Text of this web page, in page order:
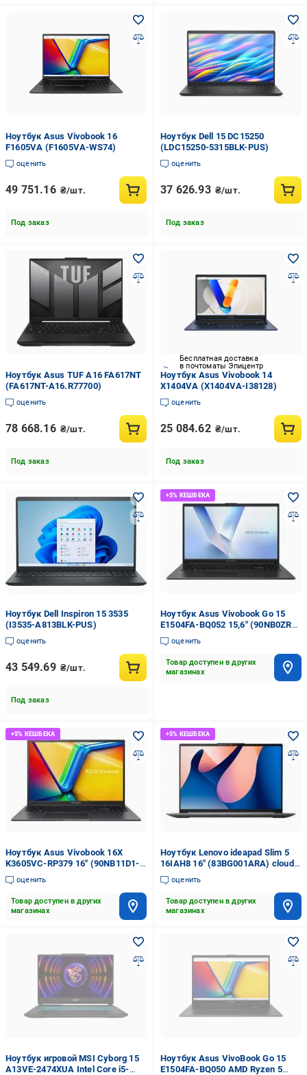
Ноутбук Asus Vivobook 16
F1605VA (F1605VA-WS74)
оценить
49 751.16 ₴/шт.
Под заказ
Ноутбук Dell 15 DC15250
(LDC15250-5315BLK-PUS)
оценить
37 626.93 ₴/шт.
Под заказ
Ноутбук Asus TUF A16 FA617NT
(FA617NT-A16.R77700)
оценить
78 668.16 ₴/шт.
Под заказ
Бесплатная доставка
в почтоматы Эпицентр
Ноутбук Asus Vivobook 14
X1404VA (X1404VA-I38128)
оценить
25 084.62 ₴/шт.
Под заказ
Ноутбук Dell Inspiron 15 3535
(I3535-A813BLK-PUS)
оценить
43 549.69 ₴/шт.
Под заказ
Ноутбук Asus Vivobook Go 15
E1504FA-BQ052 15,6" (90NB0ZR2-
M03ZR0) mixed black
оценить
Товар доступен в других
магазинах
Ноутбук Asus Vivobook 16X
K3605VC-RP379 16" (90NB11D1-
M00H70) indie black
оценить
Товар доступен в других
магазинах
Ноутбук Lenovo ideapad Slim 5
16IAH8 16" (83BG001ARA) cloud
grey
оценить
Товар доступен в других
магазинах
Ноутбук игровой MSI Cyborg 15
A13VE-2474XUA Intel Core i5-
Ноутбук Asus VivoBook Go 15
E1504FA-BQ050 AMD Ryzen 5